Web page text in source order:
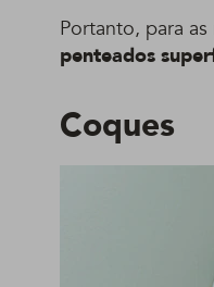
Portanto, para
penteados
Coques